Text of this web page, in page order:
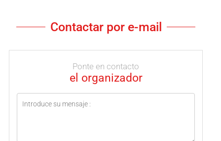
Contactar por e-mail
Ponte en contacto
el organizador